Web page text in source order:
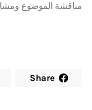
مناقشة الموضوع
Share